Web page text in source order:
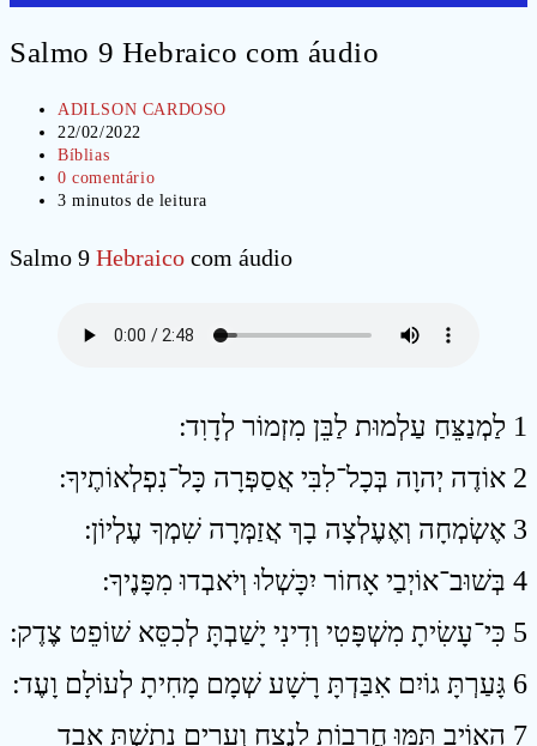
Salmo 9 Hebraico com áudio
Autor
do
post:
ADILSON CARDOSO
Post
publicado:
22/02/2022
Categoria
do
post:
Bíblias
Comentários
do
0 comentário
Tempo
3 minutos de leitura
Salmo 9 Hebraico com áudio
1 לַמְנַצֵּחַ עַלְמוּת לַבֵּן מִזְמוֹר לְדָוִד ׃
2 אוֹדֶה יְהוָה בְּכָל־לִבִּי אֲסַפְּרָה כָּל־נִפְלְאוֹתֶיךָ ׃
3 אֶשְׂמְחָה וְאֶעֶלְצָה בָךְ אֲזַמְּרָה שִׁמְךָ עֶלְיוֹן ׃
4 בְּשׁוּב־אוֹיְבַי אָחוֹר יִכָּשְׁלוּ וְיֹאבְדוּ מִפָּנֶיךָ ׃
5 כִּי־עָשִׂיתָ מִשְׁפָּטִי וְדִינִי יָשַׁבְתָּ לְכִסֵּא שׁוֹפֵט צֶדֶק ׃
6 גָּעַרְתָּ גוֹיִם אִבַּדְתָּ רָשָׁע שְׁמָם מָחִיתָ לְעוֹלָם וָעֶד ׃
7 הָאוֹיֵב תַּמּוּ חֳרָבוֹת לָנֶצַח וְעָרִים נָתַשְׁתָּ אָבַד